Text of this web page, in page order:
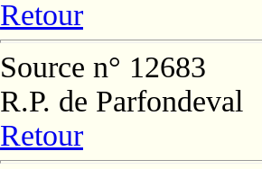
Retour
Source n° 12683
R.P. de Parfondeval
Retour